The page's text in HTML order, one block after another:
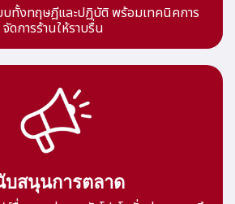
บทั้งทฤษฎีและปฏิบัติ พร้อมเทคนิคการ
จัดการร้านให้ราบรื่น
บสนุนการตลาด